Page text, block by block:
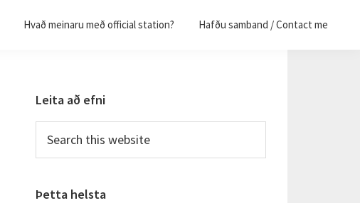
Hvað meinaru með official station? Hafðu samband / Contact me
Primary
Sidebar
Leita að efni
this
Þetta helsta